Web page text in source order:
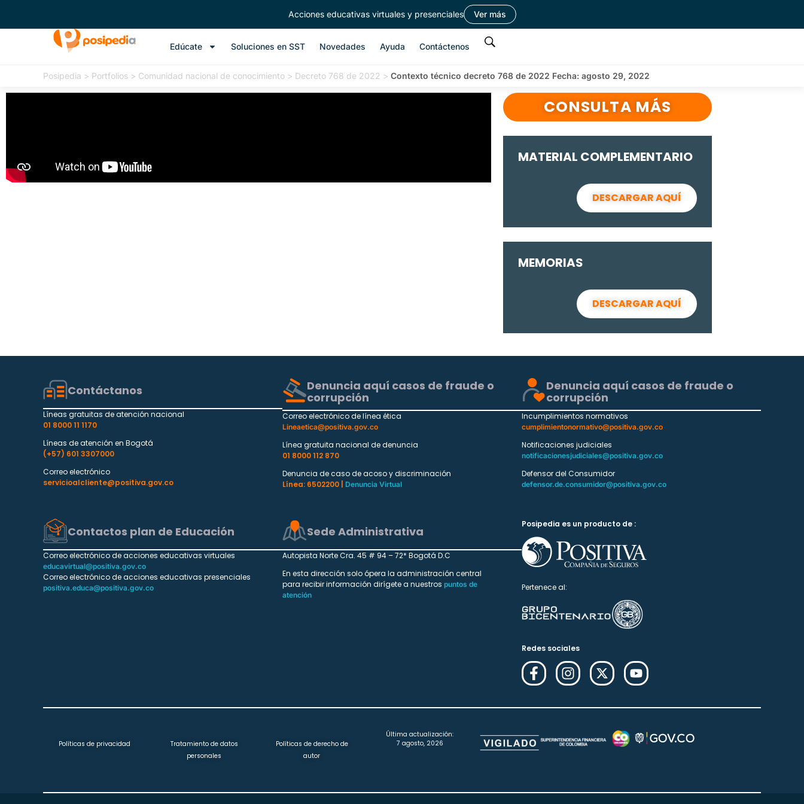
Acciones educativas virtuales y presenciales Ver más
Edúcate Soluciones en SST Novedades Ayuda Contáctenos
Posipedia > Portfolios > Comunidad nacional de conocimiento > Decreto 768 de 2022 > Contexto técnico decreto 768 de 2022 Fecha: agosto 29, 2022
CONSULTA MÁS
MATERIAL COMPLEMENTARIO
DESCARGAR AQUÍ
MEMORIAS
DESCARGAR AQUÍ
Contáctanos
Líneas gratuitas de atención nacional
01 8000 11 1170
Líneas de atención en Bogotá
(+57) 601 3307000
Correo electrónico
servicioalcliente@positiva.gov.co
Denuncia aquí casos de fraude o
corrupción
Correo electrónico de línea ética
Lineaetica@positiva.gov.co
Línea gratuita nacional de denuncia
01 8000 112 870
Denuncia de caso de acoso y discriminación
Línea: 6502200 |
Denuncia Virtual
Denuncia aquí casos de fraude o
corrupción
Incumplimientos normativos
cumplimientonormativo@positiva.gov.co
Notificaciones judiciales
notificacionesjudiciales@positiva.gov.co
Defensor del Consumidor
defensor.de.consumidor@positiva.gov.co
Contactos plan de Educación
Correo electrónico de acciones educativas virtuales
educavirtual@positiva.gov.co
Correo electrónico de acciones educativas presenciales
positiva.educa@positiva.gov.co
Sede Administrativa
Autopista Norte Cra. 45 # 94 – 72* Bogotá D.C
En esta dirección solo ópera la administración central
para recibir información dirígete a nuestros puntos de
atención
Posipedia es un producto de :
Pertenece al:
Redes sociales
Políticas de privacidad
Tratamiento de datos
personales
Políticas de derecho de
autor
Última actualización:
7 agosto, 2026